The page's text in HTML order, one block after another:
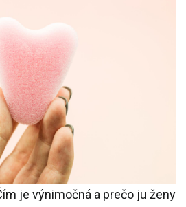
je výnimočná a prečo ju ženy